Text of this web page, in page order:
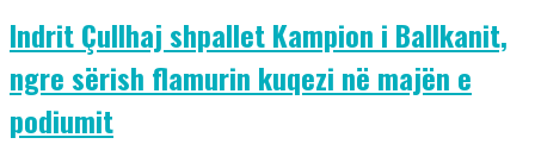
Indrit Çullhaj shpallet Kampion i Ballkanit,
ngre sërish flamurin kuqezi në majën e
podiumit